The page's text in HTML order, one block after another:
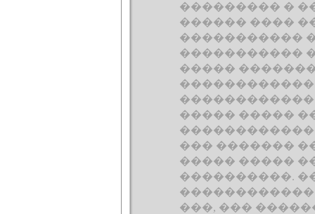
��������� �
������ ����
�����������
�����������
�����
������������
����� �����
��� �������
����� �����
����������.
���, ���